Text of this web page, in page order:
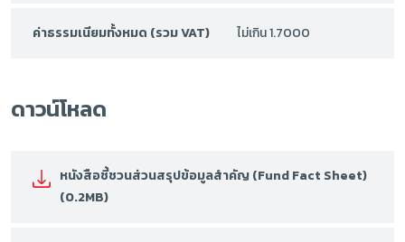
ค่าธรรมเนียมทั้งหมด (รวม VAT) ไม่เกิน 1.7000
ดาวน์โหลด
หนังสือชี้ชวนส่วนสรุปข้อมูลสำคัญ (Fund Fact Sheet)
(0.2MB)